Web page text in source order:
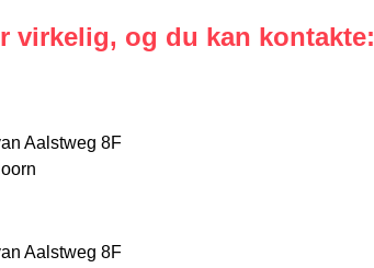
virkelig, og du kan kontakte:
Aalstweg 8F
Aalstweg 8F